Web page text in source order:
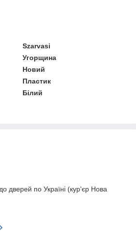
Szarvasi
Угорщина
Новий
Пластик
Білий
дверей по Україні (кур'єр Нова